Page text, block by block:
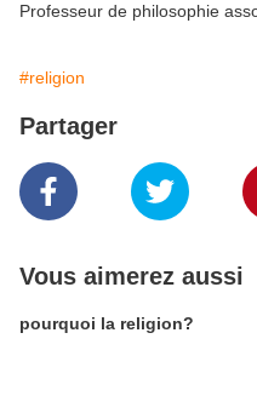
Professeur de philosophie
#religion
Partager
Vous aimerez aussi
pourquoi la religion?